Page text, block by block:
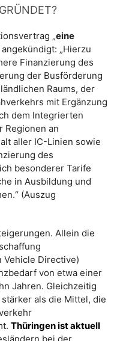
„eine
angekündigt: „Hierzu
Finanzierung des
der Busförderung
Raums, der
mit Ergänzung
dem Integrierten
Regionen an
aller IC-Linien sowie
des
besonderer Tarife
in Ausbildung und
(Auszug
Allein die
Vehicle Directive)
von etwa einer
Jahren. Gleichzeitig
als die Mittel, die
Thüringen ist aktuell